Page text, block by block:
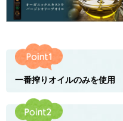
一番搾りオイルのみを使用